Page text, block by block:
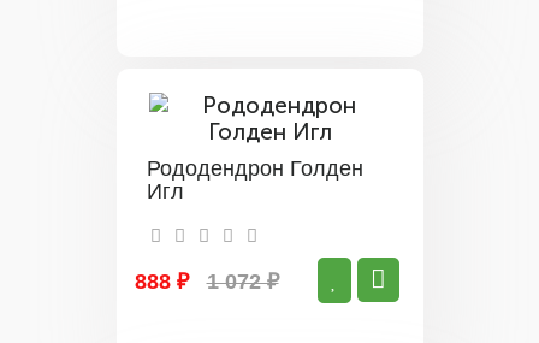
Рододендрон Голден
Игл
888 ₽ 1 072 ₽